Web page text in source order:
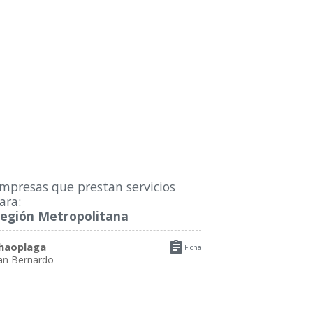
que prestan servicios
Metropolitana
 Ficha
Bernardo